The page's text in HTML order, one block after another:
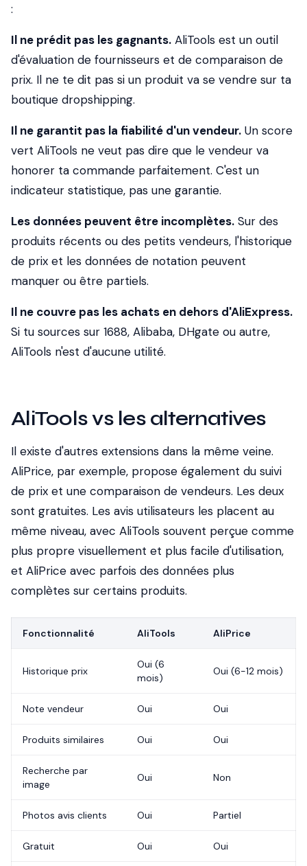
:
Il ne prédit pas les gagnants. AliTools est un outil
d'évaluation de fournisseurs et de comparaison de
prix. Il ne te dit pas si un produit va se vendre sur ta
boutique dropshipping.
Il ne garantit pas la fiabilité d'un vendeur. Un score
vert AliTools ne veut pas dire que le vendeur va
honorer ta commande parfaitement. C'est un
indicateur statistique, pas une garantie.
Les données peuvent être incomplètes. Sur des
produits récents ou des petits vendeurs, l'historique
de prix et les données de notation peuvent
manquer ou être partiels.
Il ne couvre pas les achats en dehors d'AliExpress.
Si tu sources sur 1688, Alibaba, DHgate ou autre,
AliTools n'est d'aucune utilité.
AliTools vs les alternatives
Il existe d'autres extensions dans la même veine.
AliPrice, par exemple, propose également du suivi
de prix et une comparaison de vendeurs. Les deux
sont gratuites. Les avis utilisateurs les placent au
même niveau, avec AliTools souvent perçue comme
plus propre visuellement et plus facile d'utilisation,
et AliPrice avec parfois des données plus
complètes sur certains produits.
Fonctionnalité AliTools AliPrice
Historique prix
Oui (6
mois)
Oui (6-12 mois)
Note vendeur Oui Oui
Produits similaires Oui Oui
Recherche par
image
Oui Non
Photos avis clients Oui Partiel
Gratuit Oui Oui